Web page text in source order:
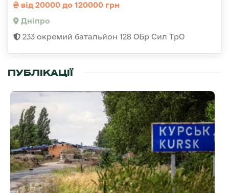
від 20000 до 120000 грн
Дніпро
233 окремий батальйон 128 ОБр Сил ТрО
ПУБЛІКАЦІЇ